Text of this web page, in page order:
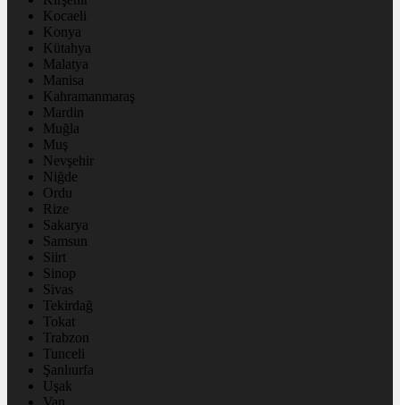
Kocaeli
Konya
Kütahya
Malatya
Manisa
Kahramanmaraş
Mardin
Muğla
Muş
Nevşehir
Niğde
Ordu
Rize
Sakarya
Samsun
Siirt
Sinop
Sivas
Tekirdağ
Tokat
Trabzon
Tunceli
Şanlıurfa
Uşak
Van